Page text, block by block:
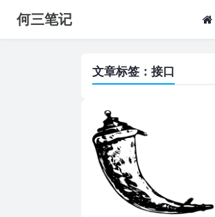
何三笔记
文章标签：接口